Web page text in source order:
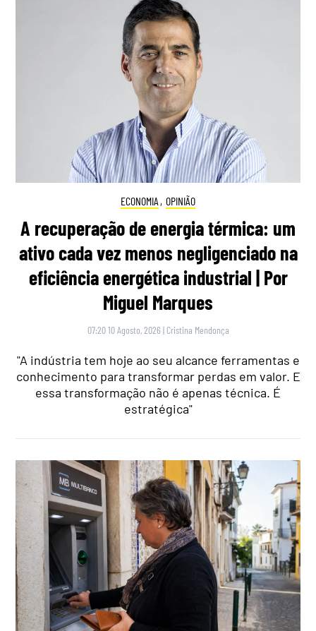
ECONOMIA , OPINIÃO
A recuperação de energia térmica: um
ativo cada vez menos negligenciado na
eficiência energética industrial | Por
Miguel Marques
07:20 10 Agosto, 2026 | Cristina Mendonça
"A indústria tem hoje ao seu alcance ferramentas e
conhecimento para transformar perdas em valor. E
essa transformação não é apenas técnica. É
estratégica"